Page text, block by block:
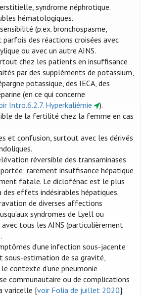
syndrome néphrotique.
hématologiques.
(p.ex. bronchospasme,
parfois des réactions croisées avec
ou avec un autre AINS.
chez les patients en insuffisance
par des suppléments de potassium,
potassique, des IECA, des
(en ce qui concerne
Intro.6.2.7. Hyperkaliémie
).
de la fertilité chez la femme en cas
et confusion, surtout avec les dérivés
réversible des transaminases
rarement insuffisance hépatique
fatale. Le diclofénac est le plus
des effets indésirables hépatiques.
de diverses affections
syndromes de Lyell ou
avec tous les AINS (particulièrement
d’une infection sous-jacente
sous-estimation de sa gravité,
contexte d’une pneumonie
communautaire ou de complications
varicelle [voir Folia de juillet 2020].